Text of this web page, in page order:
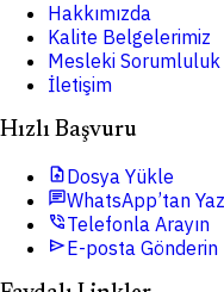
Hakkımızda
Kalite Belgelerimiz
Mesleki Sorumluluk
İletişim
Hızlı Başvuru
upload_fileDosya Yükle
chatWhatsApp’tan
phone_in_talkTelefonla Arayın
sendE-posta Gönderin